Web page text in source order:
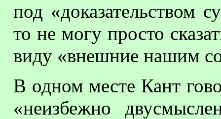
под «доказательством
то не могу просто
виду «внешние нашим
В одном месте Кант
«неизбежно